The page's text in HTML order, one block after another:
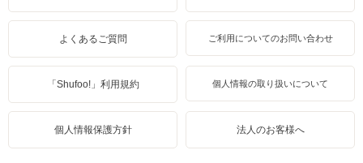
よくあるご質問 ご利用についてのお問い合わせ
「Shufoo!」利用規約 個人情報の取り扱いについて
個人情報保護方針 法人のお客様へ